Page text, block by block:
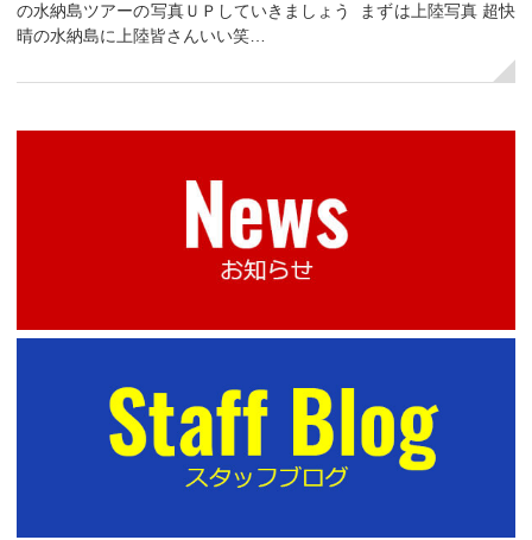
の水納島ツアーの写真ＵＰしていきましょう まずは上陸写真 超快
晴の水納島に上陸皆さんいい笑…